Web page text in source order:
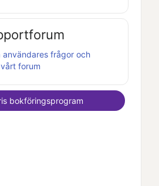
användares frågor och
forum
bokföringsprogram